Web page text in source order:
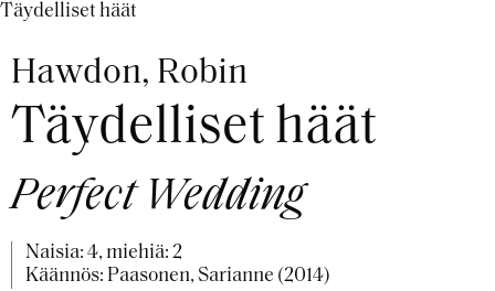
Täydelliset häät
Hawdon, Robin
Täydelliset häät
Perfect Wedding
Naisia: 4, miehiä: 2
Käännös: Paasonen, Sarianne (2014)